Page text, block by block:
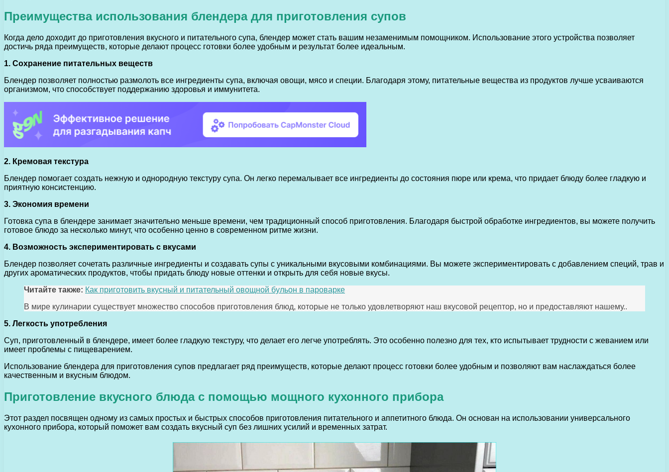
Преимущества использования блендера для приготовления супов
Когда дело доходит до приготовления вкусного и питательного супа, блендер может стать вашим незаменимым помощником. Использование этого устройства позволяет
достичь ряда преимуществ, которые делают процесс готовки более удобным и результат более идеальным.
1. Сохранение питательных веществ
Блендер позволяет полностью размолоть все ингредиенты супа, включая овощи, мясо и специи. Благодаря этому, питательные вещества из продуктов лучше усваиваются
организмом, что способствует поддержанию здоровья и иммунитета.
2. Кремовая текстура
Блендер помогает создать нежную и однородную текстуру супа. Он легко перемалывает все ингредиенты до состояния пюре или крема, что придает блюду более гладкую и
приятную консистенцию.
3. Экономия времени
Готовка супа в блендере занимает значительно меньше времени, чем традиционный способ приготовления. Благодаря быстрой обработке ингредиентов, вы можете получить
готовое блюдо за несколько минут, что особенно ценно в современном ритме жизни.
4. Возможность экспериментировать с вкусами
Блендер позволяет сочетать различные ингредиенты и создавать супы с уникальными вкусовыми комбинациями. Вы можете экспериментировать с добавлением специй, трав и
других ароматических продуктов, чтобы придать блюду новые оттенки и открыть для себя новые вкусы.
Читайте также: Как приготовить вкусный и питательный овощной бульон в пароварке
В мире кулинарии существует множество способов приготовления блюд, которые не только удовлетворяют наш вкусовой рецептор, но и предоставляют нашему..
5. Легкость употребления
Суп, приготовленный в блендере, имеет более гладкую текстуру, что делает его легче употреблять. Это особенно полезно для тех, кто испытывает трудности с жеванием или
имеет проблемы с пищеварением.
Использование блендера для приготовления супов предлагает ряд преимуществ, которые делают процесс готовки более удобным и позволяют вам наслаждаться более
качественным и вкусным блюдом.
Приготовление вкусного блюда с помощью мощного кухонного прибора
Этот раздел посвящен одному из самых простых и быстрых способов приготовления питательного и аппетитного блюда. Он основан на использовании универсального
кухонного прибора, который поможет вам создать вкусный суп без лишних усилий и временных затрат.